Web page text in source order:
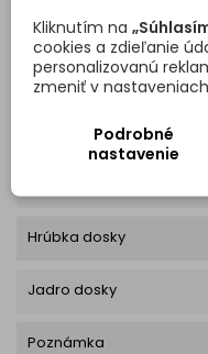
Kód481220
Vlastnosti produktu
Hrúbka dosky
Jadro dosky
Poznámka
Kliknutím na
cookies a zdieľanie
personalizovanú
zmeniť v
Podrobné
nastavenie